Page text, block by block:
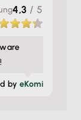
4,3 / 5
by eKomi